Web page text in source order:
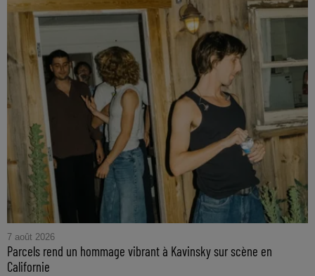
7 août 2026
Parcels rend un hommage vibrant à Kavinsky sur scène en
Californie